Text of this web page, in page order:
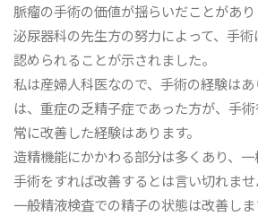
脈瘤の手術の価値が揺らいだことがあり
泌尿器科の先生方の努力によって、手
認められることが示されました。
私は産婦人科医なので、手術の経験は
は、重症の乏精子症であった方が、手
常に改善した経験はあります。
造精機能にかかわる部分は多くあり、
手術をすれば改善するとは言い切れませ
一般精液検査での精子の状態は改善しま